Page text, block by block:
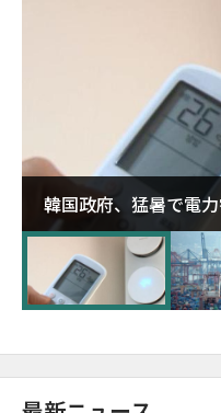
韓国政府、猛暑で電
に需給対応体制を点検